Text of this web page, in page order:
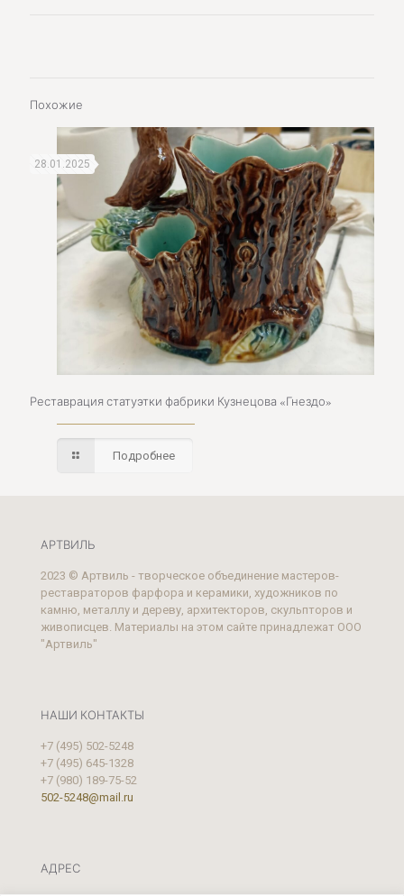
Похожие
28.01.2025
Реставрация статуэтки фабрики Кузнецова «Гнездо»
Подробнее
АРТВИЛЬ
2023 © Артвиль - творческое объединение мастеров-
реставраторов фарфора и керамики, художников по
камню, металлу и дереву, архитекторов, скульпторов и
живописцев. Материалы на этом сайте принадлежат ООО
"Артвиль"
НАШИ КОНТАКТЫ
+7 (495) 502-5248
+7 (495) 645-1328
+7 (980) 189-75-52
502-5248@mail.ru
АДРЕС